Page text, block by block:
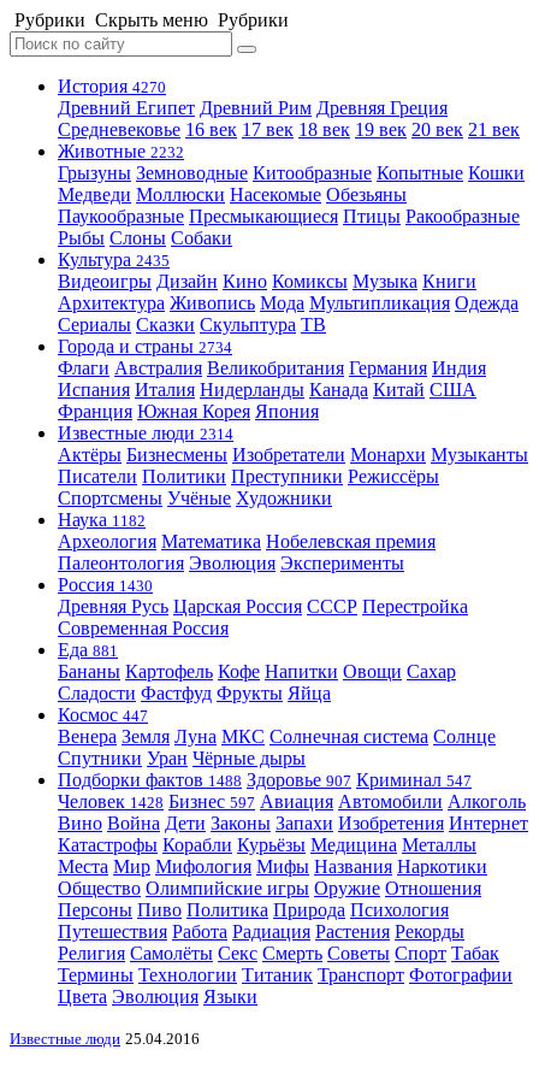
Рубрики Скрыть меню Рубрики
История 4270
Древний Египет Древний Рим Древняя Греция
Средневековье 16 век 17 век 18 век 19 век 20 век 21 век
Животные 2232
Грызуны Земноводные Китообразные Копытные Кошки
Медведи Моллюски Насекомые Обезьяны
Паукообразные Пресмыкающиеся Птицы Ракообразные
Рыбы Слоны Собаки
Культура 2435
Видеоигры Дизайн Кино Комиксы Музыка Книги
Архитектура Живопись Мода Мультипликация Одежда
Сериалы Сказки Скульптура ТВ
Города и страны 2734
Флаги Австралия Великобритания Германия Индия
Испания Италия Нидерланды Канада Китай США
Франция Южная Корея Япония
Известные люди 2314
Актёры Бизнесмены Изобретатели Монархи Музыканты
Писатели Политики Преступники Режиссёры
Спортсмены Учёные Художники
Наука 1182
Археология Математика Нобелевская премия
Палеонтология Эволюция Эксперименты
Россия 1430
Древняя Русь Царская Россия СССР Перестройка
Современная Россия
Еда 881
Бананы Картофель Кофе Напитки Овощи Сахар
Сладости Фастфуд Фрукты Яйца
Космос 447
Венера Земля Луна МКС Солнечная система Солнце
Спутники Уран Чёрные дыры
Подборки фактов 1488 Здоровье 907 Криминал 547
Человек 1428 Бизнес 597 Авиация Автомобили Алкоголь
Вино Война Дети Законы Запахи Изобретения Интернет
Катастрофы Корабли Курьёзы Медицина Металлы
Места Мир Мифология Мифы Названия Наркотики
Общество Олимпийские игры Оружие Отношения
Персоны Пиво Политика Природа Психология
Путешествия Работа Радиация Растения Рекорды
Религия Самолёты Секс Смерть Советы Спорт Табак
Термины Технологии Титаник Транспорт Фотографии
Цвета Эволюция Языки
Известные люди 25.04.2016